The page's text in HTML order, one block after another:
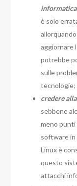
è solo
aggiornare
potrebbe
sulle
tecnologie;
credere
sebbene
meno
software in
Linux è
questo
attacchi